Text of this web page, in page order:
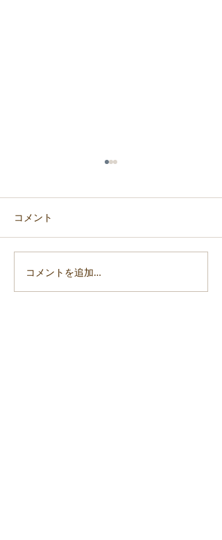
「令和6年能登半島地震」
支援活動報告7
コメント
コメントを追加…